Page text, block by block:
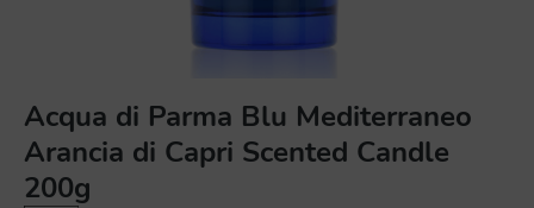
Acqua di Parma Blu Mediterraneo
Arancia di Capri Scented Candle
200g